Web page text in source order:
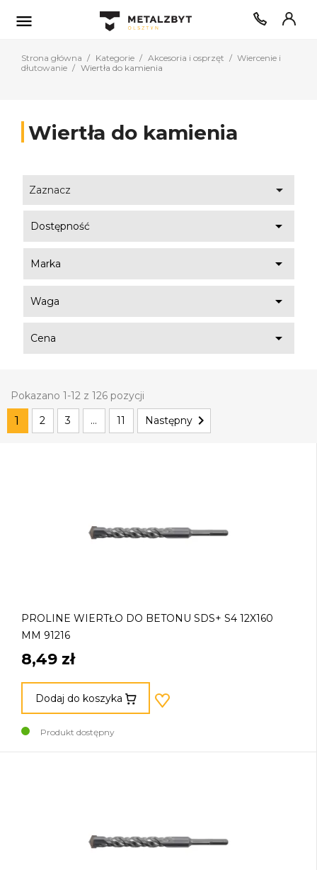

Strona główna Kategorie Akcesoria i osprzęt
Wiercenie i
dłutowanie
Wiertła do kamienia
Wiertła do kamienia
Zaznacz 
Dostępność 
Marka 
Waga 
Cena 
Pokazano 1-12 z 126 pozycji
1 2 3 … 11 Następny 
PROLINE WIERTŁO DO BETONU SDS+ S4 12X160
MM 91216
8,49 zł
Dodaj do koszyka
Produkt dostępny